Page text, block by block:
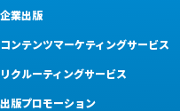
企業出版
コンテンツマーケティングサービス
リクルーティングサービス
出版プロモーション